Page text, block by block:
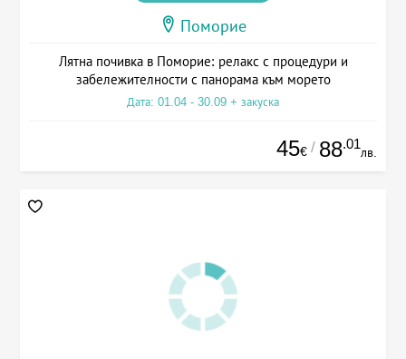
Поморие
Лятна почивка в Поморие: релакс с процедури и
забележителности с панорама към морето
Дата: 01.04 - 30.09 + закуска
45€ / 88.01
лв.